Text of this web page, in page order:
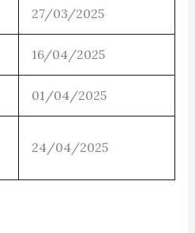
27/03/2025
16/04/2025
01/04/2025
24/04/2025